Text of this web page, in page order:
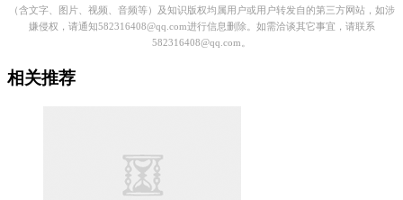
（含文字、图片、视频、音频等）及知识版权均属用户或用户转发自的第三方网站，如涉
嫌侵权，请通知582316408@qq.com进行信息删除。如需洽谈其它事宜，请联系
582316408@qq.com。
相关推荐